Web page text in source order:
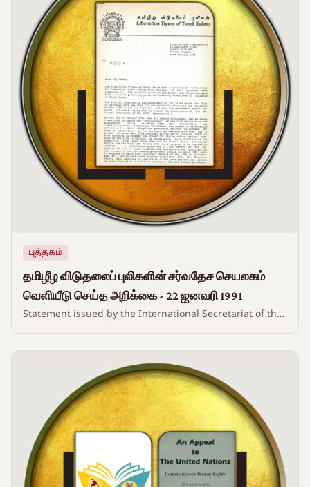
புத்தகம்
தமிழீழ விடுதலைப் புலிகளின் சர்வதேச செயலகம்
வெளியீடு செய்த அறிக்கை - 22 ஜனவரி 1991
Statement issued by the International Secretariat of the